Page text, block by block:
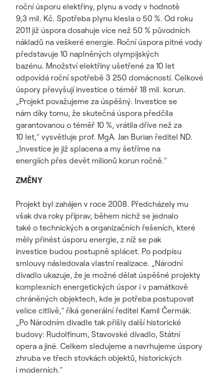
roční úsporu elektřiny, plynu a vody v hodnotě
9,3 mil. Kč. Spotřeba plynu klesla o 50 %. Od roku
2011 již úspora dosahuje více než 50 % původních
nákladů na veškeré energie. Roční úspora pitné vody
představuje 10 naplněných olympijských
bazénu. Množství elektřiny ušetřené za 10 let
odpovídá roční spotřebě 3 250 domácností. Celkové
úspory převyšují investice o téměř 18 mil. korun.
„Projekt považujeme za úspěšný. Investice se
nám díky tomu, že skutečná úspora předčila
garantovanou o téměř 10 %, vrátila dříve než za
10 let," vysvětluje prof. MgA. Jan Burian ředitel ND.
„Investice je již splacena a my šetříme na
energiích přes devět milionů korun ročně."
ZMĚNY
Projekt byl zahájen v roce 2008. Předcházely mu
však dva roky příprav, během nichž se jednalo
také o technických a organizačních řešeních, které
měly přinést úsporu energie, z níž se pak
investice budou postupně splácet. Po podpisu
smlouvy následovala vlastní realizace. „Národní
divadlo ukazuje, že je možné dělat úspěšné projekty
komplexních energetických úspor i v památkově
chráněných objektech, kde je potřeba postupovat
velice citlivě," říká generální ředitel Kamil Čermák.
„Po Národním divadle tak přišly další historické
budovy: Rudolfinum, Stavovské divadlo, Státní
opera a jiné. Celkem sledujeme a navrhujeme úspory
zhruba ve třech stovkách objektů, historických
i moderních."